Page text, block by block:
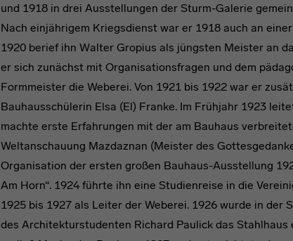
und 1918 in drei Ausstellungen der Sturm-Galerie
Nach einjährigem Kriegsdienst war er 1918 auch an
1920 berief ihn Walter Gropius als jüngsten Meister an
er sich zunächst mit Organisationsfragen und dem
Formmeister die Weberei. Von 1921 bis 1922 war er
Bauhausschülerin Elsa (El) Franke. Im Frühjahr 1923
machte erste Erfahrungen mit der am Bauhaus
Weltanschauung Mazdaznan (Meister des
Organisation der ersten großen Bauhaus-Ausstellung
Am Horn“. 1924 führte ihn eine Studienreise in die
1925 bis 1927 als Leiter der Weberei. 1926 wurde in der
des Architekturstudenten Richard Paulick das